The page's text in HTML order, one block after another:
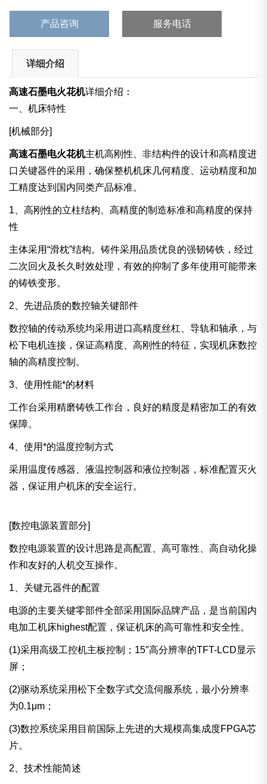
产品咨询 服务电话
详细介绍
高速石墨电火花机详细介绍：
一、机床特性
[机械部分]
高速石墨电火花机主机高刚性、非结构件的设计和高精度进
口关键器件的采用，确保整机机床几何精度、运动精度和加
工精度达到国内同类产品标准。
1、高刚性的立柱结构、高精度的制造标准和高精度的保持
性
主体采用“滑枕”结构。铸件采用品质优良的强韧铸铁，经过
二次回火及长久时效处理，有效的抑制了多年使用可能带来
的铸铁变形。
2、先进品质的数控轴关键部件
数控轴的传动系统均采用进口高精度丝杠、导轨和轴承，与
松下电机连接，保证高精度、高刚性的特征，实现机床数控
轴的高精度控制。
3、使用性能*的材料
工作台采用精磨铸铁工作台，良好的精度是精密加工的有效
保障。
4、使用*的温度控制方式
采用温度传感器、液温控制器和液位控制器，标准配置灭火
器，保证用户机床的安全运行。
[数控电源装置部分]
数控电源装置的设计思路是高配置、高可靠性、高自动化操
作和友好的人机交互操作。
1、关键元器件的配置
电源的主要关键零部件全部采用国际品牌产品，是当前国内
电加工机床highest配置，保证机床的高可靠性和安全性。
(1)采用高级工控机主板控制；15″高分辨率的TFT-LCD显示
屏；
(2)驱动系统采用松下全数字式交流伺服系统，最小分辨率
为0.1μm；
(3)数控系统采用目前国际上先进的大规模高集成度FPGA芯
片。
2、技术性能简述